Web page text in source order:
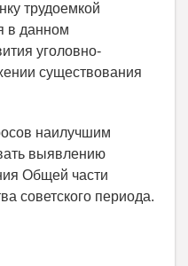
трудоемкой
в данном
уголовно-
существования
наилучшим
выявлению
Общей части
советского периода.